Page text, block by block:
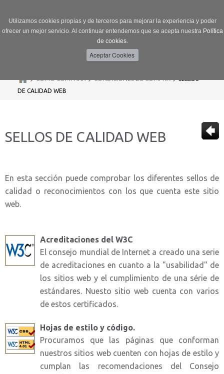
Utilizamos cookies propias y de terceros para mejorar la experiencia y poder
ofrecer un mejor servicio. Al continuar entendemos que se acepta nuestra Política
de cookies.
>CÓMO COMPRAR>CONDICIONES DE COMPRA>SELLOS
DE CALIDAD WEB
SELLOS DE CALIDAD WEB
En esta sección puede comprobar los diferentes sellos de
calidad o reconocimientos con los que cuenta este sitio
web.
Acreditaciones del W3C
El consejo mundial de Internet a creado una serie
de acreditaciones en cuanto a la "usabilidad" de
los sitios web y el cumplimiento de una série de
estándares. Nuesto sitio web cuenta con varios
de estos certificados.
Hojas de estilo y código.
Procuramos que las páginas que conforman
nuestros sitios web cuenten con hojas de estilo y
cumplan las recomendaciones del Consejo